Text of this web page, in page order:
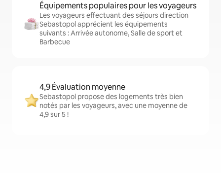
Équipements populaires pour les voyageurs
Les voyageurs effectuant des séjours direction
Sebastopol apprécient les équipements
suivants : Arrivée autonome, Salle de sport et
Barbecue
4,9 Évaluation moyenne
Sebastopol propose des logements très bien
notés par les voyageurs, avec une moyenne de
4,9 sur 5 !